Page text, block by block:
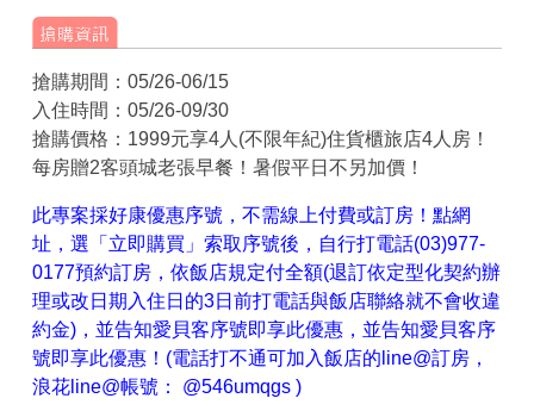
搶購期間：05/26-06/15
入住時間：05/26-09/30
搶購價格：1999元享4人(不限年紀)住貨櫃旅店4人房！
每房贈2客頭城老張早餐！暑假平日不另加價！
此專案採好康優惠序號，不需線上付費或訂房！點網
址，選「立即購買」索取序號後，自行打電話(03)977-
0177預約訂房，依飯店規定付全額(退訂依定型化契約辦
理或改日期入住日的3日前打電話與飯店聯絡就不會收違
約金)，並告知愛貝客序號即享此優惠，並告知愛貝客序
號即享此優惠！(電話打不通可加入飯店的line@訂房，
浪花line@帳號： @546umqgs )